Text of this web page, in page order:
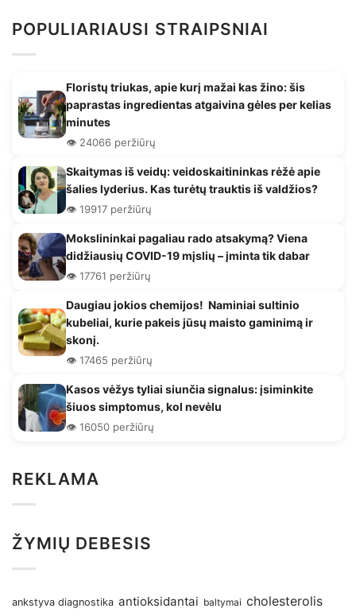
POPULIARIAUSI STRAIPSNIAI
Floristų triukas, apie kurį mažai kas žino: šis
paprastas ingredientas atgaivina gėles per kelias
minutes
👁️ 24066 peržiūrų
Skaitymas iš veidų: veidoskaitininkas rėžė apie
šalies lyderius. Kas turėtų trauktis iš valdžios?
👁️ 19917 peržiūrų
Mokslininkai pagaliau rado atsakymą? Viena
didžiausių COVID-19 mįslių – įminta tik dabar
👁️ 17761 peržiūrų
Daugiau jokios chemijos! Naminiai sultinio
kubeliai, kurie pakeis jūsų maisto gaminimą ir
skonį.
👁️ 17465 peržiūrų
Kasos vėžys tyliai siunčia signalus: įsiminkite
šiuos simptomus, kol nevėlu
👁️ 16050 peržiūrų
REKLAMA
ŽYMIŲ DEBESIS
ankstyva diagnostika antioksidantai baltymai cholesterolis